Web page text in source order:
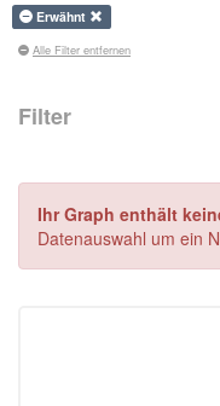
Erwähnt
Alle Filter entfernen
Filter
Ihr Graph enthält
Datenauswahl um ein